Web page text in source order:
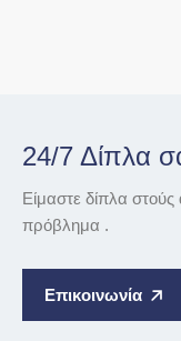
24/7 Δίπλα
Είμαστε δίπλα στούς
πρόβλημα .
Επικοινωνία